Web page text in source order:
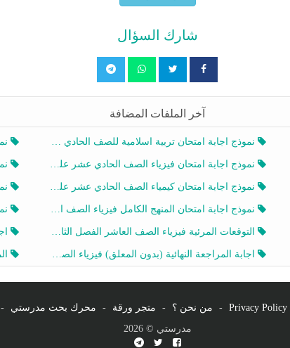
شارك السؤال
آخر الملفات المضافة
نموذج اجابة امتحان تربية اسلامية للصف الحادي عشر الفصل الثاني 2025-2026
نموذج اجابة امتحان فيزياء الصف الحادي عشر علمي الفصل الثاني 2025-2026
نموذج اجابة امتحان كيمياء الصف الحادي عشر علمي الفصل الثاني 2025-2026
نموذج اجابة امتحان المنهج الكامل فيزياء الصف العاشر الفصل الثاني 2025-2026
التوقعات المرئية فيزياء الصف العاشر الفصل الثاني 2026 أ هيثم الليثي
اجابة المراجعة النهائية (بدون المعلق) فيزياء الصف العاشر الفصل الثاني أ أحمد نبيه
- من نحن ؟ - متجر ورقة - محرك بحث مدرستي
-
مدرستي © 2026